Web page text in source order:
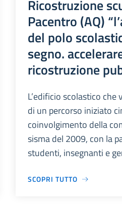
Ricostruzione
Pacentro (AQ)
del polo
segno.
ricostruzione
L’edificio scolastico
di un percorso iniziato
coinvolgimento della
sisma del 2009, con la
studenti, insegnanti e
SCOPRI TUTTO